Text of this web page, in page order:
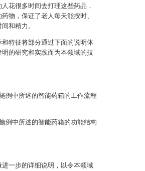
花很多时间去打理这些药品，
物，保证了老人每天能按时、
和精力。
特征将部分通过下面的说明体
的研究和实践而为本领域的技
例中所述的智能药箱的工作流程
例中所述的智能药箱的功能结构
一步的详细说明，以令本领域